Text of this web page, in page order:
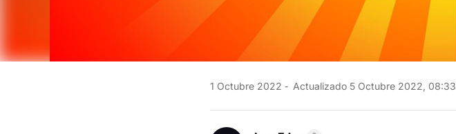
1 Octubre 2022 Actualizado 5 Octubre 2022, 08:33